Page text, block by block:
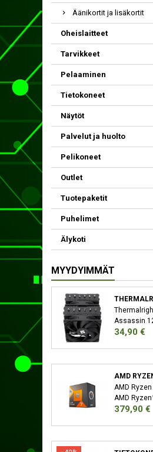
Äänikortit ja lisäkortit
Oheislaitteet
Tarvikkeet
Pelaaminen
Tietokoneet
Näytöt
Palvelut ja huolto
Pelikoneet
Outlet
Tuotepaketit
Puhelimet
Älykoti
MYYDYIMMÄT
Assassin
Hinta
34,90 €
AMD
AMD
AM5, 5 nm,
Hinta
379,90 €
LEXAR NM790 M.2 2
TB PCI EXPRESS 4.0
MAX